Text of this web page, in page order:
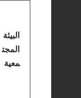
البيئة
المجت
معية